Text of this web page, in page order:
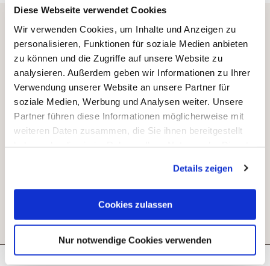
Diese Webseite verwendet Cookies
Wir verwenden Cookies, um Inhalte und Anzeigen zu
personalisieren, Funktionen für soziale Medien anbieten
zu können und die Zugriffe auf unsere Website zu
analysieren. Außerdem geben wir Informationen zu Ihrer
Verwendung unserer Website an unsere Partner für
soziale Medien, Werbung und Analysen weiter. Unsere
Partner führen diese Informationen möglicherweise mit
weiteren Daten zusammen, die Sie ihnen bereitgestellt
Cookies, wenn Sie unsere Webseite weiterhin nutzen.
Details zeigen
Cookies zulassen
Nur notwendige Cookies verwenden